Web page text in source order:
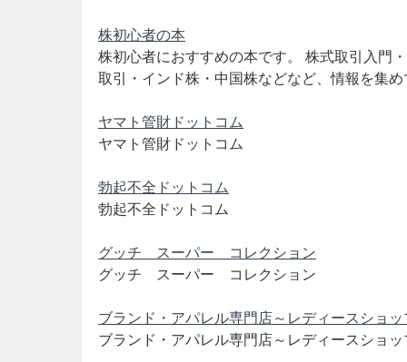
株初心者の本
株初心者におすすめの本です。 株式取引入門
取引・インド株・中国株などなど、情報を集
ヤマト管財ドットコム
ヤマト管財ドットコム
勃起不全ドットコム
勃起不全ドットコム
グッチ スーパー コレクション
グッチ スーパー コレクション
ブランド・アパレル専門店～レディースショ
ブランド・アパレル専門店～レディースショ